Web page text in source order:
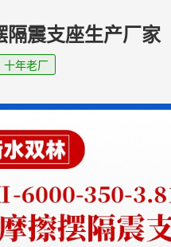
隔震支座生产厂家
十年老厂